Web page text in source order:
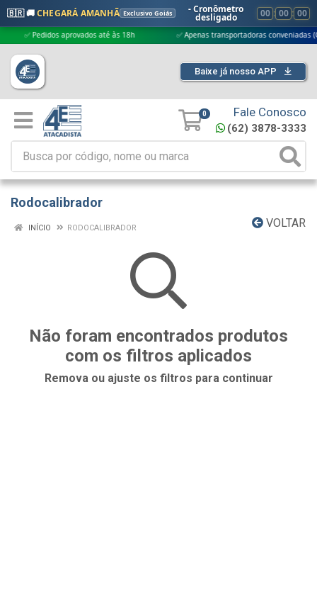
🇧🇷 🚚CHEGARÁ AMANHÃ Exclusivo Goiás - Cronômetro
desligado 00 : 00 : 00
✅ Pedidos aprovados até às 18h ✅ Apenas transportadoras conveniadas
Baixe já nosso APP
0 Fale Conosco
(62) 3878-3333
Rodocalibrador
VOLTAR
INÍCIO RODOCALIBRADOR
Não foram encontrados produtos
com os filtros aplicados
Remova ou ajuste os filtros para continuar